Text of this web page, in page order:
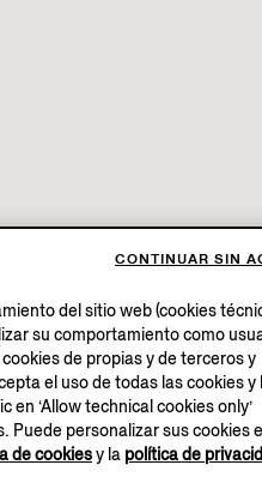
del sitio web (cookies
su comportamiento como
de propias y de terceros y
el uso de todas las cookies y
‘Allow technical cookies only’
Puede personalizar sus cookies
de cookiesy la política de
CONTINUAR SIN